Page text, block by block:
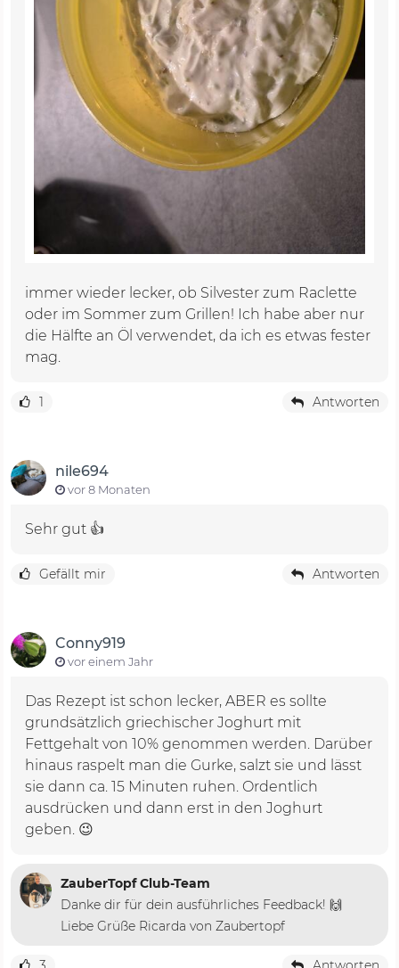
immer wieder lecker, ob Silvester zum Raclette
oder im Sommer zum Grillen! Ich habe aber nur
die Hälfte an Öl verwendet, da ich es etwas fester
mag.
1 Antworten
nile694
vor 8 Monaten
Sehr gut 👍
Gefällt mir Antworten
Conny919
vor einem Jahr
Das Rezept ist schon lecker, ABER es sollte
grundsätzlich griechischer Joghurt mit
Fettgehalt von 10% genommen werden. Darüber
hinaus raspelt man die Gurke, salzt sie und lässt
sie dann ca. 15 Minuten ruhen. Ordentlich
ausdrücken und dann erst in den Joghurt
geben. 😉
ZauberTopf Club-Team
Danke dir für dein ausführliches Feedback! 🙌
Liebe Grüße Ricarda von Zaubertopf